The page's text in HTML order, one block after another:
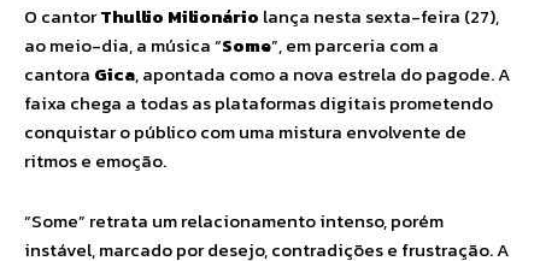
O cantorThullio Milionário lança nesta sexta-feira (27),
ao meio-dia, a música “Some”, em parceria com a
cantora Gica, apontada como a nova estrela do pagode. A
faixa chega a todas as plataformas digitais prometendo
conquistar o público com uma mistura envolvente de
ritmos e emoção.
“Some” retrata um relacionamento intenso, porém
instável, marcado por desejo, contradições e frustração. A